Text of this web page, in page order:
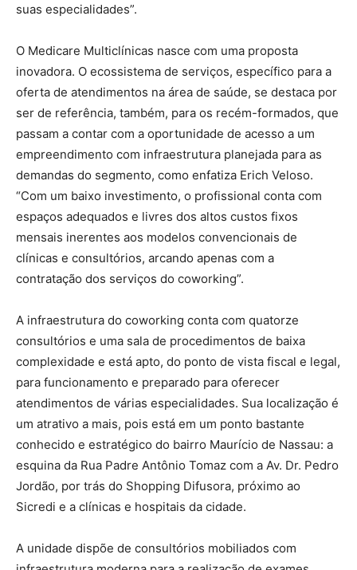
suas especialidades”.
O Medicare Multiclínicas nasce com uma proposta
inovadora. O ecossistema de serviços, específico para a
oferta de atendimentos na área de saúde, se destaca por
ser de referência, também, para os recém-formados, que
passam a contar com a oportunidade de acesso a um
empreendimento com infraestrutura planejada para as
demandas do segmento, como enfatiza Erich Veloso.
“Com um baixo investimento, o profissional conta com
espaços adequados e livres dos altos custos fixos
mensais inerentes aos modelos convencionais de
clínicas e consultórios, arcando apenas com a
contratação dos serviços do coworking”.
A infraestrutura do coworking conta com quatorze
consultórios e uma sala de procedimentos de baixa
complexidade e está apto, do ponto de vista fiscal e legal,
para funcionamento e preparado para oferecer
atendimentos de várias especialidades. Sua localização é
um atrativo a mais, pois está em um ponto bastante
conhecido e estratégico do bairro Maurício de Nassau: a
esquina da Rua Padre Antônio Tomaz com a Av. Dr. Pedro
Jordão, por trás do Shopping Difusora, próximo ao
Sicredi e a clínicas e hospitais da cidade.
A unidade dispõe de consultórios mobiliados com